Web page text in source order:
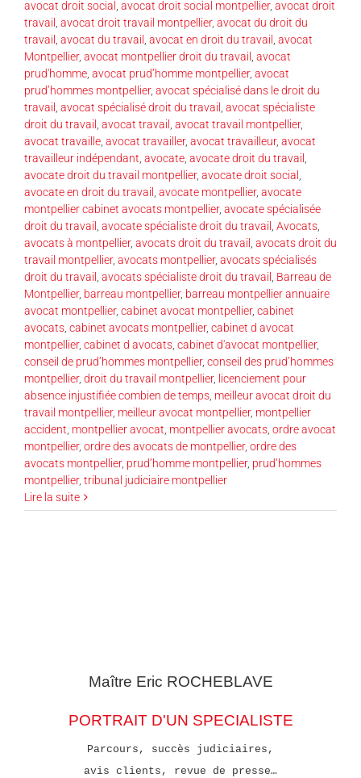
avocat droit social avocat droit social montpellier, avocat droit
travail
avocat droit travail montpellier, avocat du droit du
travail
avocat du travail avocat en droit du travail
avocat
Montpellier, avocat montpellier droit du travail
avocat
prud'homme avocat prud’homme montpellier, avocat
prud’hommes montpellier, avocat spécialisé dans le droit du
travail
avocat spécialisé droit du travail
avocat spécialiste
droit du travail
avocat travail avocat travail montpellier,
avocat travaille avocat travailler, avocat travailleur, avocat
travailleur indépendant avocate avocate droit du travail
avocate droit du travail montpellier, avocate droit social
avocate en droit du travail
avocate montpellier, avocate
montpellier cabinet avocats montpellier, avocate spécialisée
droit du travail
avocate spécialiste droit du travail Avocats
avocats à montpellier, avocats droit du travail
avocats droit du
travail montpellier, avocats montpellier, avocats spécialisés
droit du travail
avocats spécialiste droit du travail
Barreau de
Montpellier, barreau montpellier, barreau montpellier annuaire
avocat montpellier, cabinet avocat montpellier, cabinet
avocats cabinet avocats montpellier, cabinet d avocat
montpellier, cabinet d avocats cabinet d'avocat montpellier,
conseil de prud’hommes montpellier, conseil des prud’hommes
montpellier, droit du travail montpellier, licenciement pour
absence injustifiée combien de temps meilleur avocat droit du
travail montpellier, meilleur avocat montpellier, montpellier
accident montpellier avocat montpellier avocats ordre avocat
montpellier, ordre des avocats de montpellier, ordre des
avocats montpellier, prud’homme montpellier, prud’hommes
montpellier, tribunal judiciaire montpellier
Lire la suite
Maître Eric ROCHEBLAVE
PORTRAIT D'UN SPECIALISTE
Parcours, succès judiciaires,
avis clients, revue de presse…